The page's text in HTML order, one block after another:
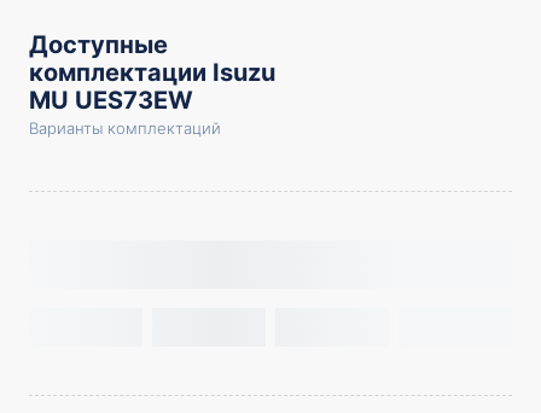
Доступные
комплектации Isuzu
MU UES73EW
Варианты комплектаций